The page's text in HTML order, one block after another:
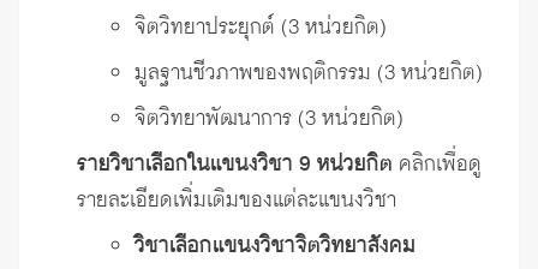
จิตวิทยาประยุกต์ (3 หน่วยกิต)
มูลฐานชีวภาพของพฤติกรรม (3 หน่วยกิต)
จิตวิทยาพัฒนาการ (3 หน่วยกิต)
รายวิชาเลือกในแขนงวิชา 9 หน่วยกิต คลิกเพื่อดู
รายละเอียดเพิ่มเติมของแต่ละแขนงวิชา
วิชาเลือกแขนงวิชาจิตวิทยาสังคม